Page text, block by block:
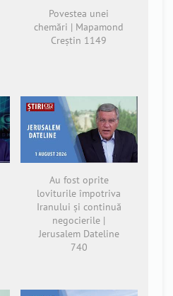
Povestea unei
chemări | Mapamond
Creștin 1149
Au fost oprite
loviturile împotriva
Iranului și continuă
negocierile |
Jerusalem Dateline
740